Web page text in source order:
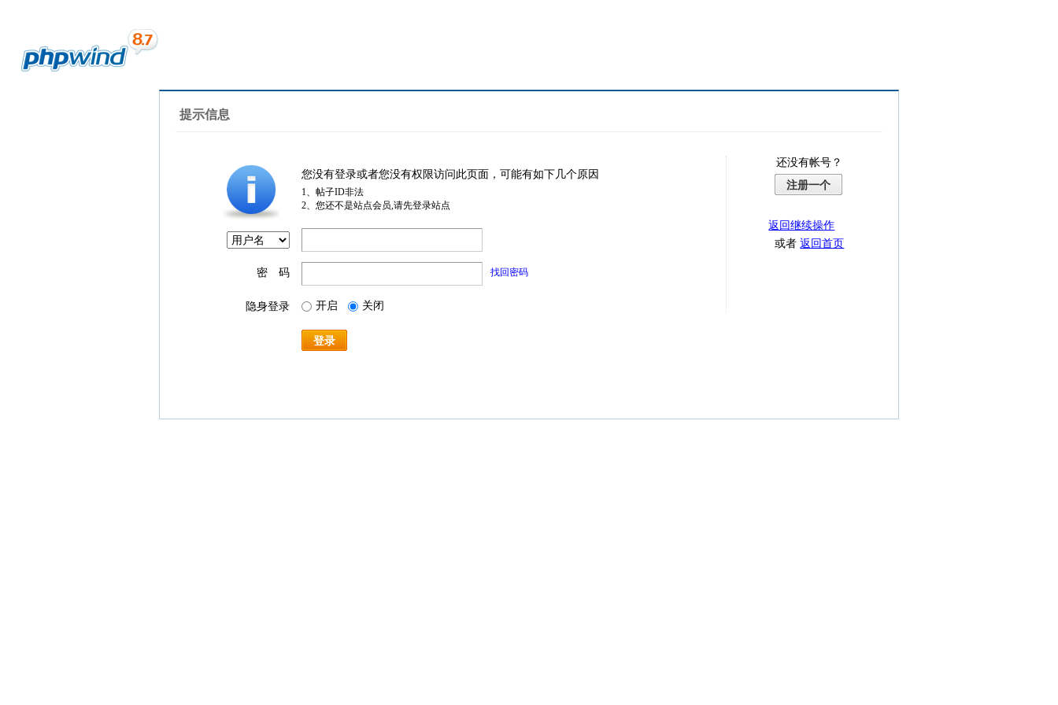
提示信息
您没有登录或者您没有权限访问此页面，可能有如下几个原因
1、帖子ID非法
2、您还不是站点会员,请先登录站点
密 码 找回密码
隐身登录 开启 关闭
登录
还没有帐号？
注册一个
返回继续操作
或者返回首页